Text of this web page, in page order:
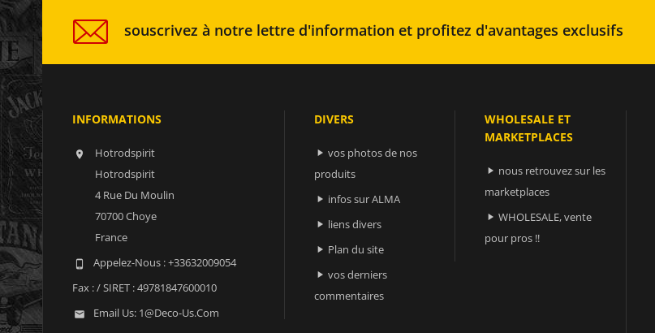
souscrivez à notre lettre d'information et profitez d'avantages exclusifs
INFORMATIONS

Hotrodspirit
Hotrodspirit
4 Rue Du Moulin
70700 Choye
France
 Appelez-Nous :+33632009054
Fax :/ SIRET : 49781847600010
 Email Us: 1@deco-Us.com
DIVERS
 vos photos de nos
produits
 infos sur ALMA
 liens divers
 Plan du site
 vos derniers
commentaires
WHOLESALE ET
MARKETPLACES
 nous retrouvez sur les
marketplaces
 WHOLESALE, vente
pour pros !!